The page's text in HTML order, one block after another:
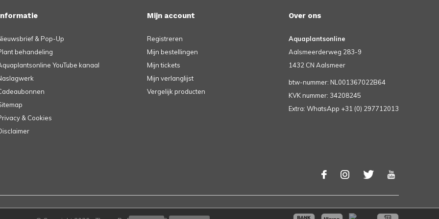
& Pop-Up
behandeling
YouTube kanaal
& Cookies
Mijn account
Registreren
Mijn bestellingen
Mijn tickets
Mijn verlanglijst
Vergelijk producten
Over ons
Aquaplantsonline
Aalsmeerderweg 283-9
1432 CN Aalsmeer
btw-nummer: NL001367022B64
KVK nummer: 34208245
Extra: WhatsApp +31 (0) 297712013